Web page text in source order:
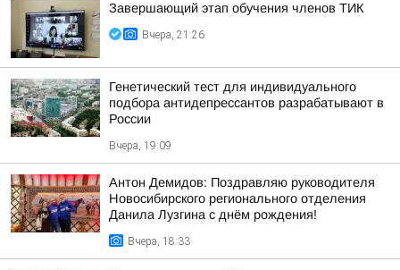
Завершающий этап обучения членов ТИК
Вчера, 21:26
Генетический тест для индивидуального
подбора антидепрессантов разрабатывают в
России
Вчера, 19:09
Антон Демидов: Поздравляю руководителя
Новосибирского регионального отделения
Данила Лузгина с днём рождения!
Вчера, 18:33